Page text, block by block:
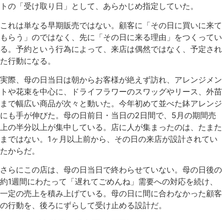
トの「受け取り日」として、あらかじめ指定していた。
これは単なる早期販売ではない。顧客に「その日に買いに来て
もらう」のではなく、先に「その日に来る理由」をつくってい
る。予約という行為によって、来店は偶然ではなく、予定され
た行動になる。
実際、母の日当日は朝からお客様が絶えず訪れ、アレンジメン
トや花束を中心に、ドライフラワーのスワッグやリース、外苗
まで幅広い商品が次々と動いた。今年初めて並べた鉢アレンジ
にも手が伸びた。母の日前日・当日の2日間で、5月の期間売
上の半分以上が集中している。店に人が集まったのは、たまた
まではない。1ヶ月以上前から、その日の来店が設計されてい
たからだ。
さらにこの店は、母の日当日で終わらせていない。母の日後の
約1週間にわたって「遅れてごめんね」需要への対応を続け、
一定の売上を積み上げている。母の日に間に合わなかった顧客
の行動を、後ろにずらして受け止める設計だ。